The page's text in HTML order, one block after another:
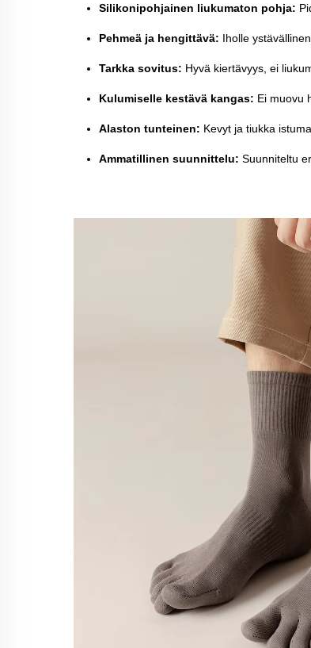
Silikonipohjainen liukumaton pohja:
Pehmeä ja hengittävä: Iholle
Tarkka sovitus: Hyvä kiertävyys, ei
Kulumiselle kestävä kangas: Ei muovu
Alaston tunteinen: Kevyt ja tiukka
Ammatillinen suunnittelu: Suunniteltu